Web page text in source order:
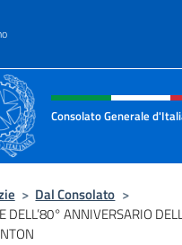
sito,
Consolato Generale
> Dal Consolato >
DELL’80° ANNIVERSARIO